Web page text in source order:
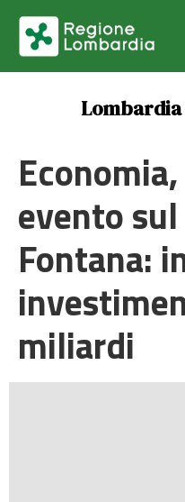
Lombardia
evento sul
Fontana:
miliardi